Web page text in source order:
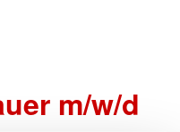
/
m/w/d